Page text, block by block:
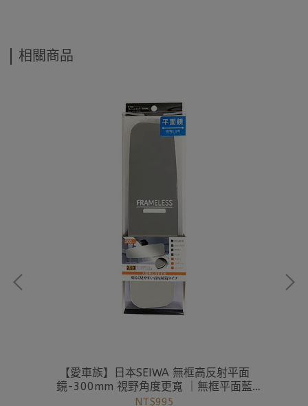
相關商品
【愛車族】日本SEIWA 無框高反射平面
鏡-300mm 視野角度更寬 ｜無框平面藍
鏡-300MM
NT$995